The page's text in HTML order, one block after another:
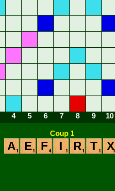
4 5 6 7 8 9 10
Coup 1
A E F I R T X